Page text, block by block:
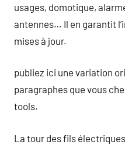
usages, domotique,
antennes… Il en garantit
mises à jour.
publiez ici une variation
paragraphes que vous
tools.
La tour des fils